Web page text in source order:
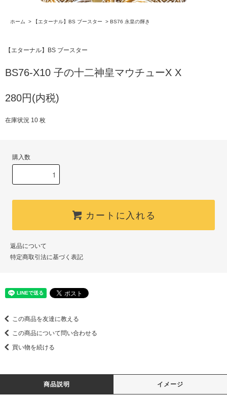
ホーム > 【エターナル】BS ブースター > BS76 永皇の輝き
【エターナル】BS ブースター
BS76-X10 子の十二神皇マウチューX X
280円(内税)
在庫状況 10 枚
購入数
カートに入れる
返品について
特定商取引法に基づく表記
この商品を友達に教える
この商品について問い合わせる
買い物を続ける
商品説明 イメージ